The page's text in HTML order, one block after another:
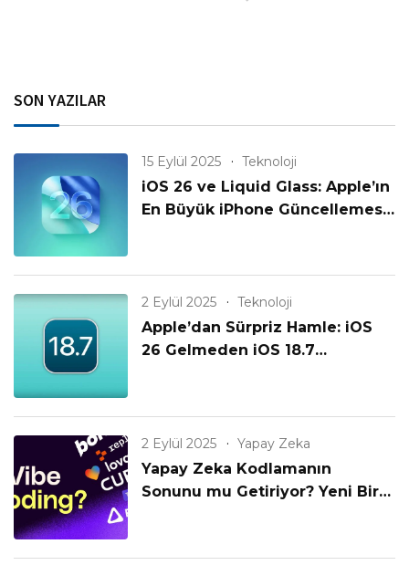
SON YAZILAR
15 Eylül 2025 Teknoloji
iOS 26 ve Liquid Glass: Apple’ın
En Büyük iPhone Güncellemesi
2 Eylül 2025 Teknoloji
Apple’dan Sürpriz Hamle: iOS
26 Gelmeden iOS 18.7
2 Eylül 2025 Yapay Zeka
Yapay Zeka Kodlamanın
Sonunu mu Getiriyor? Yeni Bir